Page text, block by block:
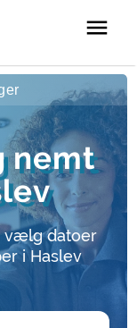
menu
nemt
vælg datoer
i Haslev